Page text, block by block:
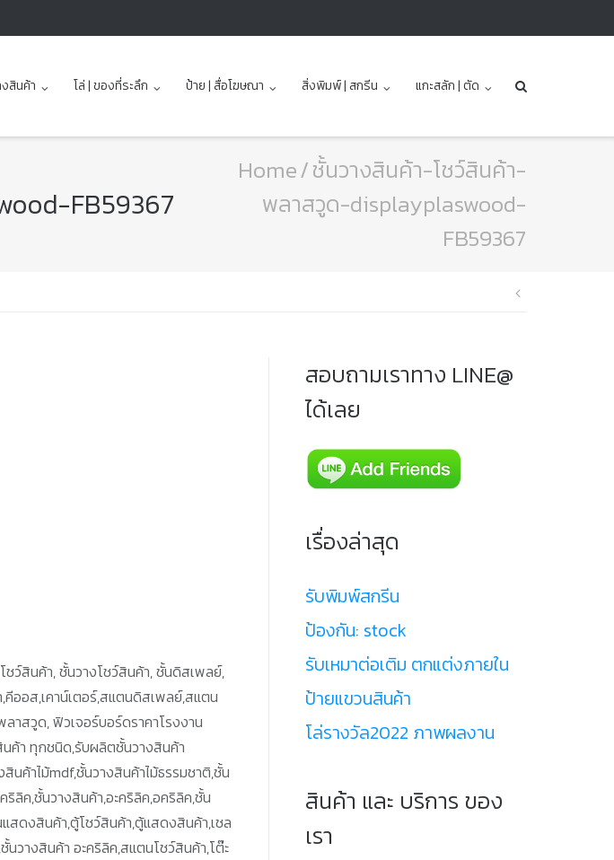
สินค้า โล่ | ของที่ระลึก ป้าย | สื่อโฆษณา สิ่งพิมพ์ | สกรีน แกะสลัก | ตัด
FB59367
Home/ชั้นวางสินค้า-โชว์สินค้า-
พลาสวูด-displayplaswood-
FB59367
แนะแนว
ว์สินค้า, ชั้นวางโชว์สินค้า, ชั้นดิสเพลย์,
ออส,เคาน์เตอร์,สแตนดิสเพลย์,สแตน
สวูด, ฟิวเจอร์บอร์ดราคาโรงงาน
ค้า ทุกชนิด,รับผลิตชั้นวางสินค้า
นค้าไม้mdf,ชั้นวางสินค้าไม้ธรรมชาติ,ชั้น
ลิค,ชั้นวางสินค้า,อะคริลิค,อคริลิค,ชั้น
สดงสินค้า,ตู้โชว์สินค้า,ตู้แสดงสินค้า,เชล
วางสินค้า อะคริลิค,สแตนโชว์สินค้า,โต๊ะ
สอบถามเราทาง LINE@
ได้เลย
เรื่องล่าสุด
รับพิมพ์สกรีน
ป้องกัน: stock
รับเหมาต่อเติม ตกแต่งภายใน
ป้ายแขวนสินค้า
โล่รางวัล2022 ภาพผลงาน
สินค้า และ บริการ ของ
เรา